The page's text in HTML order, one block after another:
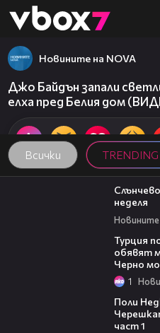
👾
Всички TRENDING
Новините на NOVA
Джо Байдън запали
елха пред Белия дом
00:56
неделя
Новините
Турция
обявят
Черно
1
Поли
част 1